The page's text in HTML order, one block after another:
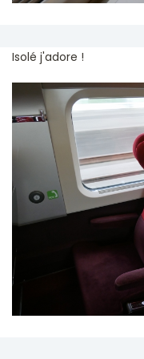
Isolé j'adore !